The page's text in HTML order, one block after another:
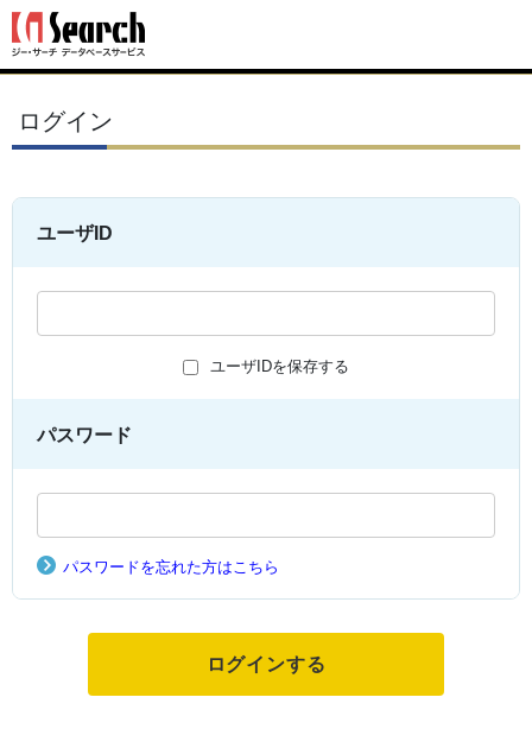
ログイン
ユーザID
ユーザIDを保存する
パスワード
パスワードを忘れた方はこちら